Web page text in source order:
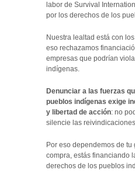
labor de Survival
por los derechos de los
Nuestra lealtad está con
eso rechazamos
empresas que podrían
indígenas.
Denunciar a las fuerzas
pueblos indígenas exige
y libertad de acción: no
silencie las
Por eso dependemos de tu
compra, estás financiando
derechos de los pueblos